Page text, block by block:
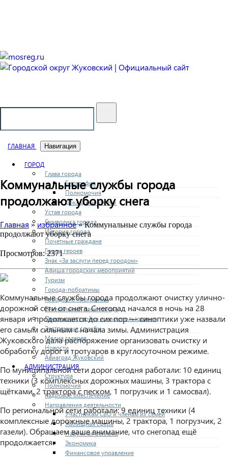
ГЛАВНАЯ Навигация
ГОРОД
Глава города
Биография
Полномочия
Доклады и отчеты
Устав города
Символика города
История города
Почетные граждане
Город героев
Знак «За заслуги перед городом»
Афиша городских мероприятий
Туризм
Города-побратимы
Городские программы
Генеральный план города
Правила застройки и землепользования
Экстренные службы
Медиа галерея
Новости
Авиаград Жуковский
АДМИНИСТРАЦИЯ
Структура
Полномочия
Кадровое обеспечение
Направления деятельности
Участникам СВО и членам их семей
Жилищная сфера
Наружная реклама
Экономика
Финансовое управление
Коммунальные службы города
продолжают уборку снега
Главная » избранное» Коммунальные службы города
продолжают уборку снега
Просмотров: 2371
Коммунальные службы города продолжают очистку улично-
дорожной сети от снега. Снегопад начался в ночь на 28
января и продолжается до сих пор — синоптики уже назвали
его самым сильным с начала зимы. Администрация
Жуковского дала распоряжение организовать очистку и
обработку дорог и тротуаров в круглосуточном режиме.
По муниципальной сети дорог сегодня работали: 10 единиц
техники (3 комплексных дорожных машины, 3 трактора с
щётками, 2 трактора с песком, 1 погрузчик и 1 самосвал).
По региональной сети работали: 9 единиц техники (4
комплексные дорожные машины, 2 трактора, 1 погрузчик, 2
газели). Обращаем ваше внимание, что снегопад ещё
продолжается.